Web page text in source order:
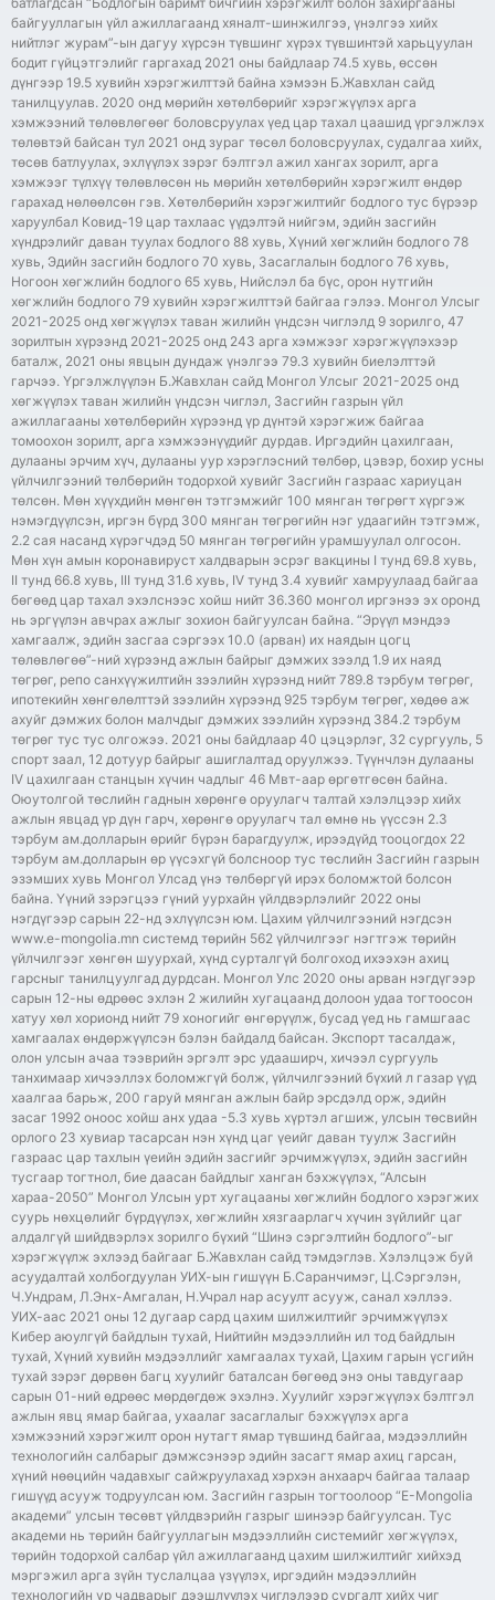
байгууллагын үйл ажиллагаанд хяналт-шинжилгээ, үнэлгээ хийх
нийтлэг журам”-ын дагуу хүрсэн түвшинг хүрэх түвшинтэй харьцуулан
бодит гүйцэтгэлийг гаргахад 2021 оны байдлаар 74.5 хувь, өссөн
дүнгээр 19.5 хувийн хэрэгжилттэй байна хэмээн Б.Жавхлан сайд
танилцуулав. 2020 онд мөрийн хөтөлбөрийг хэрэгжүүлэх арга
хэмжээний төлөвлөгөөг боловсруулах үед цар тахал цаашид үргэлжлэх
төлөвтэй байсан тул 2021 онд зураг төсөл боловсруулах, судалгаа хийх,
төсөв батлуулах, эхлүүлэх зэрэг бэлтгэл ажил хангах зорилт, арга
хэмжээг түлхүү төлөвлөсөн нь мөрийн хөтөлбөрийн хэрэгжилт өндөр
гарахад нөлөөлсөн гэв. Хөтөлбөрийн хэрэгжилтийг бодлого тус бүрээр
харуулбал Ковид-19 цар тахлаас үүдэлтэй нийгэм, эдийн засгийн
хүндрэлийг даван туулах бодлого 88 хувь, Хүний хөгжлийн бодлого 78
хувь, Эдийн засгийн бодлого 70 хувь, Засаглалын бодлого 76 хувь,
Ногоон хөгжлийн бодлого 65 хувь, Нийслэл ба бүс, орон нутгийн
хөгжлийн бодлого 79 хувийн хэрэгжилттэй байгаа гэлээ. Монгол Улсыг
2021-2025 онд хөгжүүлэх таван жилийн үндсэн чиглэлд 9 зорилго, 47
зорилтын хүрээнд 2021-2025 онд 243 арга хэмжээг хэрэгжүүлэхээр
баталж, 2021 оны явцын дундаж үнэлгээ 79.3 хувийн биелэлттэй
гарчээ. Үргэлжлүүлэн Б.Жавхлан сайд Монгол Улсыг 2021-2025 онд
хөгжүүлэх таван жилийн үндсэн чиглэл, Засгийн газрын үйл
ажиллагааны хөтөлбөрийн хүрээнд үр дүнтэй хэрэгжиж байгаа
томоохон зорилт, арга хэмжээнүүдийг дурдав. Иргэдийн цахилгаан,
дулааны эрчим хүч, дулааны уур хэрэглэсний төлбөр, цэвэр, бохир усны
үйлчилгээний төлбөрийн тодорхой хувийг Засгийн газраас хариуцан
төлсөн. Мөн хүүхдийн мөнгөн тэтгэмжийг 100 мянган төгрөгт хүргэж
нэмэгдүүлсэн, иргэн бүрд 300 мянган төгрөгийн нэг удаагийн тэтгэмж,
2.2 сая насанд хүрэгчдэд 50 мянган төгрөгийн урамшуулал олгосон.
Мөн хүн амын коронавируст халдварын эсрэг вакцины I тунд 69.8 хувь,
II тунд 66.8 хувь, III тунд 31.6 хувь, IV тунд 3.4 хувийг хамруулаад байгаа
бөгөөд цар тахал эхэлснээс хойш нийт 36.360 монгол иргэнээ эх оронд
нь эргүүлэн авчрах ажлыг зохион байгуулсан байна. “Эрүүл мэндээ
хамгаалж, эдийн засгаа сэргээх 10.0 (арван) их наядын цогц
төлөвлөгөө”-ний хүрээнд ажлын байрыг дэмжих зээлд 1.9 их наяд
төгрөг, репо санхүүжилтийн зээлийн хүрээнд нийт 789.8 тэрбум төгрөг,
ипотекийн хөнгөлөлттэй зээлийн хүрээнд 925 тэрбум төгрөг, хөдөө аж
ахуйг дэмжих болон малчдыг дэмжих зээлийн хүрээнд 384.2 тэрбум
төгрөг тус тус олгожээ. 2021 оны байдлаар 40 цэцэрлэг, 32 сургууль, 5
спорт заал, 12 дотуур байрыг ашиглалтад оруулжээ. Түүнчлэн дулааны
IV цахилгаан станцын хүчин чадлыг 46 Мвт-аар өргөтгөсөн байна.
Оюутолгой төслийн гаднын хөрөнгө оруулагч талтай хэлэлцээр хийх
ажлын явцад үр дүн гарч, хөрөнгө оруулагч тал өмнө нь үүссэн 2.3
тэрбум ам.долларын өрийг бүрэн барагдуулж, ирээдүйд тооцогдох 22
тэрбум ам.долларын өр үүсэхгүй болсноор тус төслийн Засгийн газрын
эзэмших хувь Монгол Улсад үнэ төлбөргүй ирэх боломжтой болсон
байна. Үүний зэрэгцээ гүний уурхайн үйлдвэрлэлийг 2022 оны
нэгдүгээр сарын 22-нд эхлүүлсэн юм. Цахим үйлчилгээний нэгдсэн
www.e-mongolia.mn системд төрийн 562 үйлчилгээг нэгтгэж төрийн
үйлчилгээг хөнгөн шуурхай, хүнд сурталгүй болгоход ихээхэн ахиц
гарсныг танилцуулгад дурдсан. Монгол Улс 2020 оны арван нэгдүгээр
сарын 12-ны өдрөөс эхлэн 2 жилийн хугацаанд долоон удаа тогтоосон
хатуу хөл хорионд нийт 79 хоногийг өнгөрүүлж, бусад үед нь гамшгаас
хамгаалах өндөржүүлсэн бэлэн байдалд байсан. Экспорт тасалдаж,
олон улсын ачаа тээврийн эргэлт эрс удааширч, хичээл сургууль
танхимаар хичээллэх боломжгүй болж, үйлчилгээний бүхий л газар үүд
хаалгаа барьж, 200 гаруй мянган ажлын байр эрсдэлд орж, эдийн
засаг 1992 оноос хойш анх удаа -5.3 хувь хүртэл агшиж, улсын төсвийн
орлого 23 хувиар тасарсан нэн хүнд цаг үеийг даван туулж Засгийн
газраас цар тахлын үеийн эдийн засгийг эрчимжүүлэх, эдийн засгийн
тусгаар тогтнол, бие даасан байдлыг ханган бэхжүүлэх, “Алсын
хараа-2050” Монгол Улсын урт хугацааны хөгжлийн бодлого хэрэгжих
суурь нөхцөлийг бүрдүүлэх, хөгжлийн хязгаарлагч хүчин зүйлийг цаг
алдалгүй шийдвэрлэх зорилго бүхий “Шинэ сэргэлтийн бодлого”-ыг
хэрэгжүүлж эхлээд байгааг Б.Жавхлан сайд тэмдэглэв. Хэлэлцэж буй
асуудалтай холбогдуулан УИХ-ын гишүүн Б.Саранчимэг, Ц.Сэргэлэн,
Ч.Ундрам, Л.Энх-Амгалан, Н.Учрал нар асуулт асууж, санал хэллээ.
УИХ-аас 2021 оны 12 дугаар сард цахим шилжилтийг эрчимжүүлэх
Кибер аюулгүй байдлын тухай, Нийтийн мэдээллийн ил тод байдлын
тухай, Хүний хувийн мэдээллийг хамгаалах тухай, Цахим гарын үсгийн
тухай зэрэг дөрвөн багц хуулийг баталсан бөгөөд энэ оны тавдугаар
сарын 01-ний өдрөөс мөрдөгдөж эхэлнэ. Хуулийг хэрэгжүүлэх бэлтгэл
ажлын явц ямар байгаа, ухаалаг засаглалыг бэхжүүлэх арга
хэмжээний хэрэгжилт орон нутагт ямар түвшинд байгаа, мэдээллийн
технологийн салбарыг дэмжсэнээр эдийн засагт ямар ахиц гарсан,
хүний нөөцийн чадавхыг сайжруулахад хэрхэн анхаарч байгаа талаар
гишүүд асууж тодруулсан юм. Засгийн газрын тогтоолоор “E-Mongolia
академи” улсын төсөвт үйлдвэрийн газрыг шинээр байгуулсан. Тус
академи нь төрийн байгууллагын мэдээллийн системийг хөгжүүлэх,
төрийн тодорхой салбар үйл ажиллагаанд цахим шилжилтийг хийхэд
мэргэжил арга зүйн туслалцаа үзүүлэх, иргэдийн мэдээллийн
технологийн ур чадварыг дээшлүүлэх чиглэлээр сургалт хийх чиг